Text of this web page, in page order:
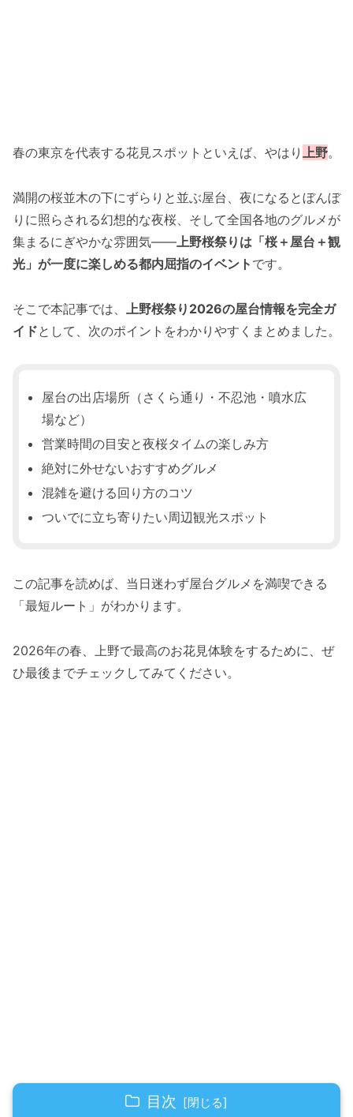
春の東京を代表する花見スポットといえば、やはり 上野。
満開の桜並木の下にずらりと並ぶ屋台、夜になるとぼんぼ
りに照らされる幻想的な夜桜、そして全国各地のグルメが
集まるにぎやかな雰囲気―― 上野桜祭りは「桜＋屋台＋観
光」が一度に楽しめる都内屈指のイベント です。
そこで本記事では、
上野桜祭り2026の屋台情報を完全ガ
イドとして、次のポイントをわかりやすくまとめました。
屋台の出店場所（さくら通り・不忍池・噴水広
場など）
営業時間の目安と夜桜タイムの楽しみ方
絶対に外せないおすすめグルメ
混雑を避ける回り方のコツ
ついでに立ち寄りたい周辺観光スポット
この記事を読めば、当日迷わず屋台グルメを満喫できる
「最短ルート」がわかります。
2026年の春、上野で最高のお花見体験をするために、ぜ
ひ最後までチェックしてみてください。
目次